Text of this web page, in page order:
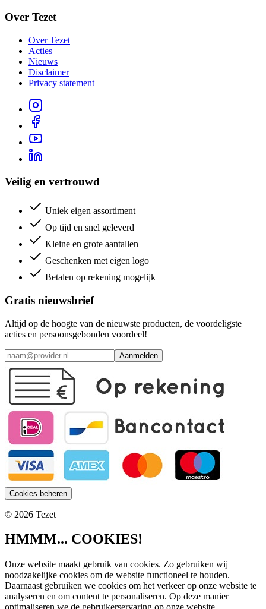
Over Tezet
Over Tezet
Acties
Nieuws
Disclaimer
Privacy statement
Veilig en vertrouwd
Uniek eigen assortiment
Op tijd en snel geleverd
Kleine en grote aantallen
Geschenken met eigen logo
Betalen op rekening mogelijk
Gratis nieuwsbrief
Altijd op de hoogte van de nieuwste producten, de voordeligste
acties en persoonsgebonden voordeel!
Aanmelden
Cookies beheren
© 2026 Tezet
HMMM... COOKIES!
Onze website maakt gebruik van cookies. Zo gebruiken wij
noodzakelijke cookies om de website functioneel te houden.
Daarnaast gebruiken we cookies om het verkeer op onze website te
analyseren en om content te personaliseren. Op deze manier